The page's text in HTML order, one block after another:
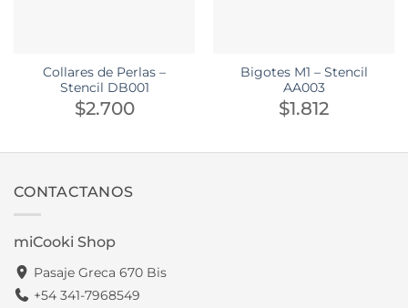
Collares de Perlas –
Stencil DB001
$2.700
Bigotes M1 – Stencil
AA003
$1.812
CONTACTANOS
miCooki Shop
Pasaje Greca 670 Bis
+54 341-7968549